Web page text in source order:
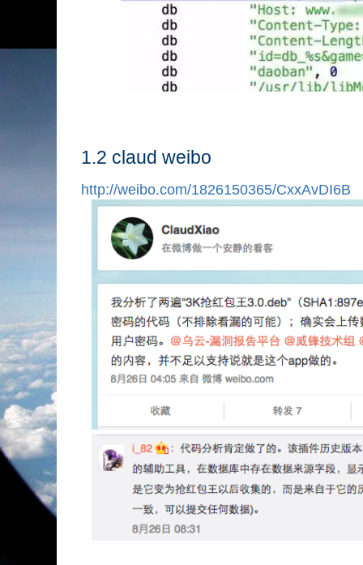
1.2 claud weibo
http://weibo.com/1826150365/CxxAvDI6B